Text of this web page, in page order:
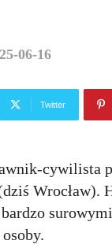
06-16
Twitter
cywilista
Wrocław).